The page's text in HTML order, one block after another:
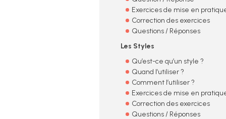
Exercices de mise en
Correction des exercices
Questions / Réponses
Les Styles
Qu’est-ce qu’un style ?
Quand l’utiliser ?
Comment l’utiliser ?
Exercices de mise en
Correction des exercices
Questions / Réponses